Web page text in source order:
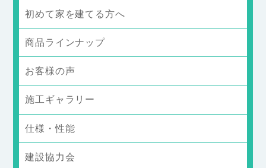
初めて家を建てる方へ
商品ラインナップ
お客様の声
施工ギャラリー
仕様・性能
建設協力会